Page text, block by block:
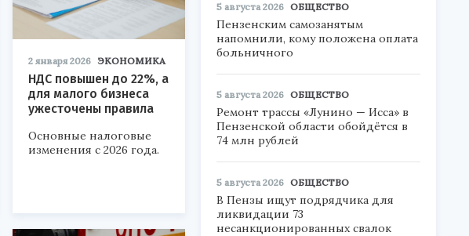
2 января 2026 ЭКОНОМИКА
НДС повышен до 22%, а
для малого бизнеса
ужесточены правила
Основные налоговые
изменения с 2026 года.
5 августа 2026 ОБЩЕСТВО
Пензенским самозанятым
напомнили, кому положена оплата
больничного
5 августа 2026 ОБЩЕСТВО
Ремонт трассы «Лунино — Исса» в
Пензенской области обойдётся в
74 млн рублей
5 августа 2026 ОБЩЕСТВО
В Пензы ищут подрядчика для
ликвидации 73
несанкционированных свалок